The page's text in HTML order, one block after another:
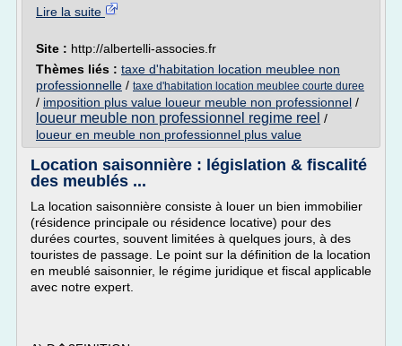
Lire la suite
Site : http://albertelli-associes.fr
Thèmes liés : taxe d'habitation location meublee non
professionnelle / taxe d'habitation location meublee courte duree
/ imposition plus value loueur meuble non professionnel /
loueur meuble non professionnel regime reel /
loueur en meuble non professionnel plus value
Location saisonnière : législation & fiscalité
des meublés ...
La location saisonnière consiste à louer un bien immobilier
(résidence principale ou résidence locative) pour des
durées courtes, souvent limitées à quelques jours, à des
touristes de passage. Le point sur la définition de la location
en meublé saisonnier, le régime juridique et fiscal applicable
avec notre expert.